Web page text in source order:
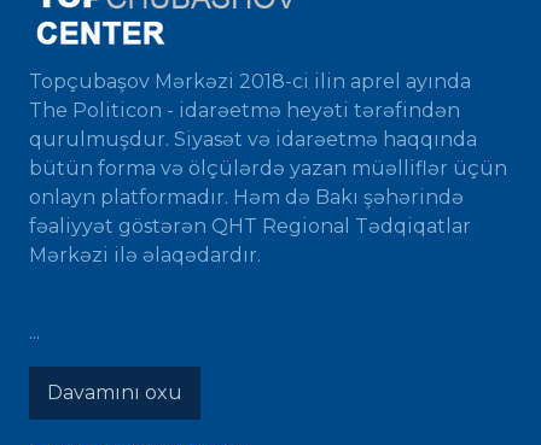
Topçubaşov Mərkəzi 2018-ci ilin aprel ayında
The Politicon - idarəetmə heyəti tərəfindən
qurulmuşdur. Siyasət və idarəetmə haqqında
bütün forma və ölçülərdə yazan müəlliflər üçün
onlayn platformadır. Həm də Bakı şəhərində
fəaliyyət göstərən QHT Regional Tədqiqatlar
Mərkəzi ilə əlaqədardır.
...
Davamını oxu